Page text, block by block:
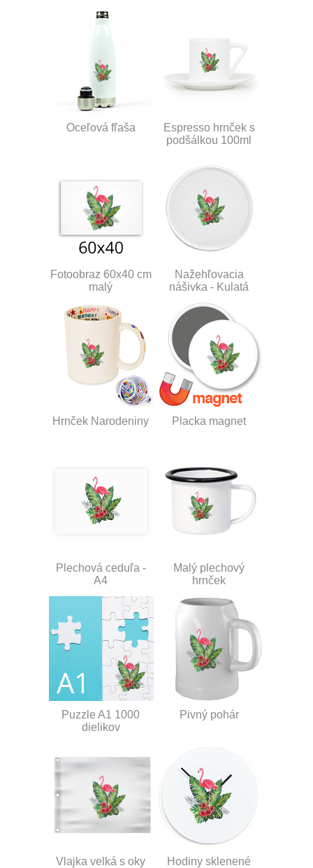
Oceľová fľaša
Espresso hrnček s
podšálkou 100ml
Fotoobraz 60x40 cm
malý
Nažehľovacia
nášivka - Kulatá
Hrnček Narodeniny Placka magnet
Plechová ceduľa -
A4
Malý plechový
hrnček
Puzzle A1 1000
dielikov
Pivný pohár
Vlajka velká s oky Hodiny sklenené